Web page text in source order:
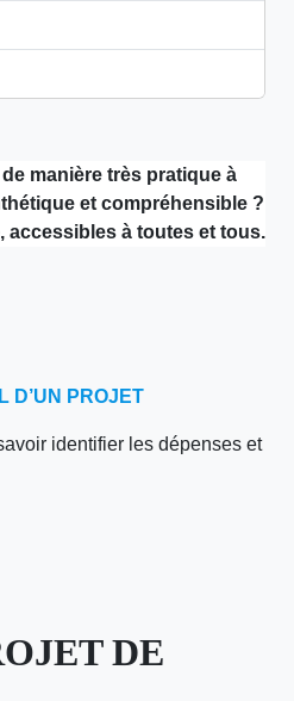
manière très pratique à
et compréhensible ?
à toutes et tous.
D’UN PROJET
identifier les dépenses et
DE